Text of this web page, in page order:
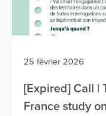
25 février 2026
[Expired] Call |
France study